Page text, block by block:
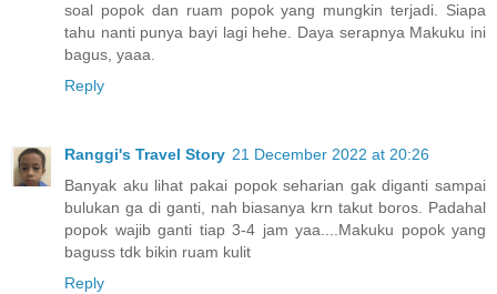
soal popok dan ruam popok yang mungkin terjadi. Siapa
tahu nanti punya bayi lagi hehe. Daya serapnya Makuku ini
bagus, yaaa.
Reply
Ranggi's Travel Story 21 December 2022 at 20:26
Banyak aku lihat pakai popok seharian gak diganti sampai
bulukan ga di ganti, nah biasanya krn takut boros. Padahal
popok wajib ganti tiap 3-4 jam yaa....Makuku popok yang
baguss tdk bikin ruam kulit
Reply